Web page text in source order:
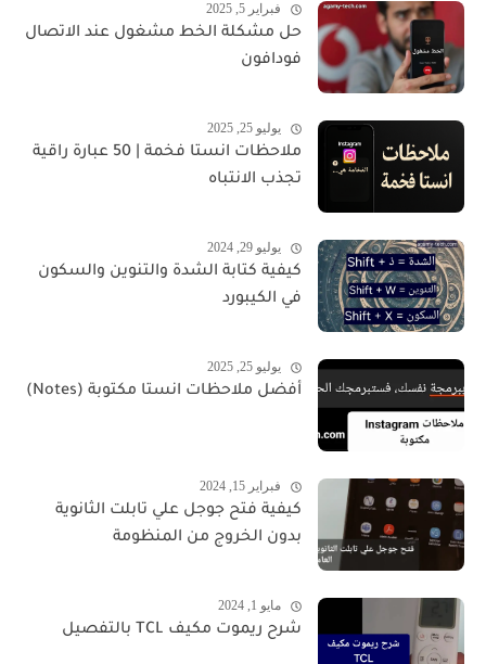
فبراير 5, 2025
حل مشكلة الخط مشغول عند الاتصال
فودافون
يوليو 25, 2025
ملاحظات انستا فخمة | 50 عبارة راقية
تجذب الانتباه
يوليو 29, 2024
كيفية كتابة الشدة والتنوين والسكون
في الكيبورد
يوليو 25, 2025
أفضل ملاحظات انستا مكتوبة (Notes)
فبراير 15, 2024
كيفية فتح جوجل علي تابلت الثانوية
بدون الخروج من المنظومة
مايو 1, 2024
شرح ريموت مكيف TCL بالتفصيل